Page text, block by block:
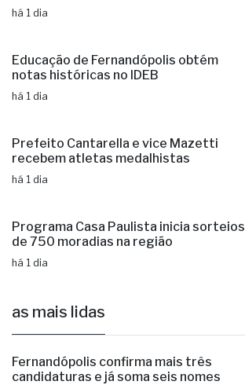
há 1 dia
Educação de Fernandópolis obtém
notas históricas no IDEB
há 1 dia
Prefeito Cantarella e vice Mazetti
recebem atletas medalhistas
há 1 dia
Programa Casa Paulista inicia sorteios
de 750 moradias na região
há 1 dia
as mais lidas
Fernandópolis confirma mais três
candidaturas e já soma seis nomes